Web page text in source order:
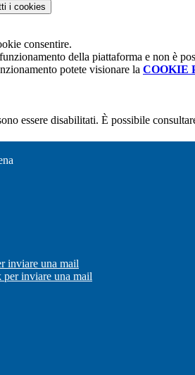
i cookies
consentire.
della piattaforma e non è
potete visionare la COOKIE
essere disabilitati. È possibile
inviare una mail
inviare una mail